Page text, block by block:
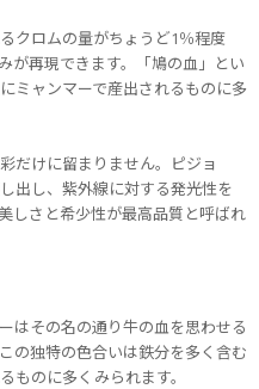
クロムの量がちょうど1％程度
が再現できます。「鳩の血」とい
ミャンマーで産出されるものに多
だけに留まりません。ピジョ
出し、紫外線に対する発光性を
しさと希少性が最高品質と呼ばれ
はその名の通り牛の血を思わせる
の独特の色合いは鉄分を多く含む
ものに多くみられます。